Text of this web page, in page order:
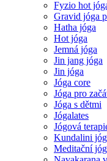
Fyzio hot
Gravid jóga
Hatha jóga
Hot jóga
Jemná jóga
Jin jang jóga
Jin jóga
Jóga core
Jóga pro
Jóga s dětmi
Jógalates
Jógová
Kundalini
Meditační